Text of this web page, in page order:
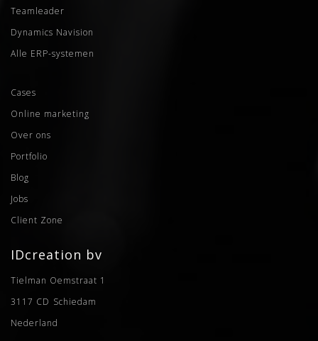
Teamleader
Dynamics Navision
Alle ERP-systemen
Cases
Online marketing
Over ons
Portfolio
Blog
Jobs
Client Zone
IDcreation bv
Tielman Oemstraat 1
3117 CD Schiedam
Nederland